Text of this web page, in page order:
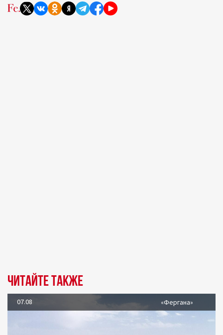
Читайте также
07.08 «Фергана»